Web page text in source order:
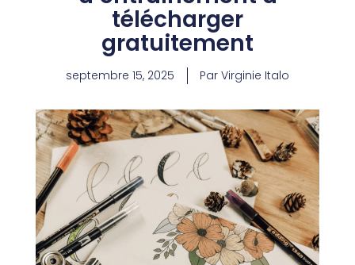
télécharger
gratuitement
septembre 15, 2025 Par Virginie Italo